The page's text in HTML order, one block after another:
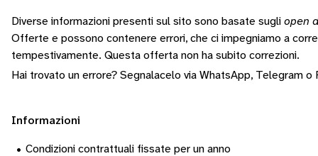
Diverse informazioni presenti sul sito sono basate sugli open
Offerte e possono contenere errori, che ci impegniamo a
tempestivamente. Questa offerta non ha subito correzioni.
Hai trovato un errore? Segnalacelo via WhatsApp, Telegram o
Informazioni
• Condizioni contrattuali fissate per un anno